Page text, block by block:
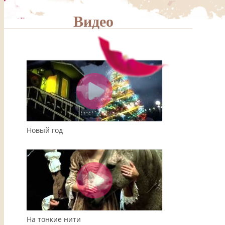
Видео
Новый год
На тонкие нити